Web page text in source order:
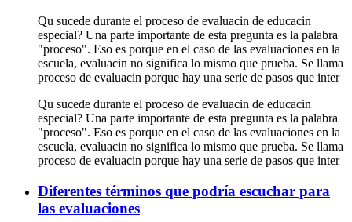
Qu sucede durante el proceso de evaluacin de educacin
especial? Una parte importante de esta pregunta es la palabra
"proceso". Eso es porque en el caso de las evaluaciones en la
escuela, evaluacin no significa lo mismo que prueba. Se llama
proceso de evaluacin porque hay una serie de pasos que inter
Qu sucede durante el proceso de evaluacin de educacin
especial? Una parte importante de esta pregunta es la palabra
"proceso". Eso es porque en el caso de las evaluaciones en la
escuela, evaluacin no significa lo mismo que prueba. Se llama
proceso de evaluacin porque hay una serie de pasos que inter
Diferentes términos que podría escuchar para
las evaluaciones